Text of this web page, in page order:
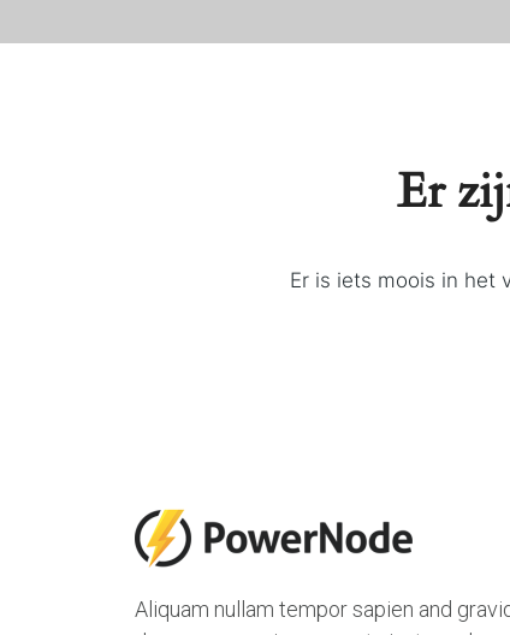
Er
Er is iets moois in het
Aliquam nullam tempor sapien and